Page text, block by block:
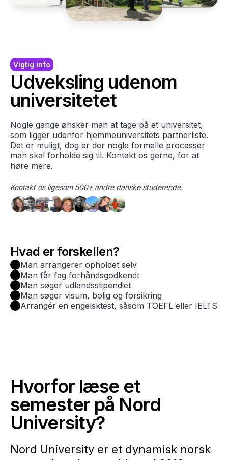
Vigtig info
Udveksling udenom
universitetet
Nogle gange ønsker man at tage på et universitet,
som ligger udenfor hjemmeuniversitets partnerliste.
Det er muligt, dog er der nogle formelle processer
man skal forholde sig til. Kontakt os gerne, for at
høre mere.
Kontakt os ligesom 500+ andre danske studerende.
Hvad er forskellen?
Man arrangerer opholdet selv
Man får fag forhåndsgodkendt
Man søger udlandsstipendiet
Man søger visum, bolig og forsikring
Arrangér en engelsktest, såsom TOEFL eller IELTS
Hvorfor læse et
semester på Nord
University?
Nord University er et dynamisk norsk